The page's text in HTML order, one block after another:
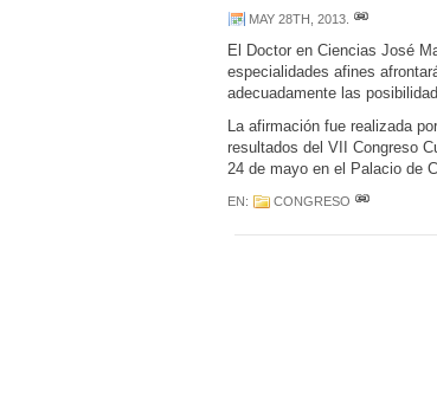
MAY 28TH, 2013
El Doctor en Ciencias José
especialidades afines
adecuadamente las
La afirmación fue realizada
resultados del VII Congreso
24 de mayo en el Palacio de
EN: CONGRESO